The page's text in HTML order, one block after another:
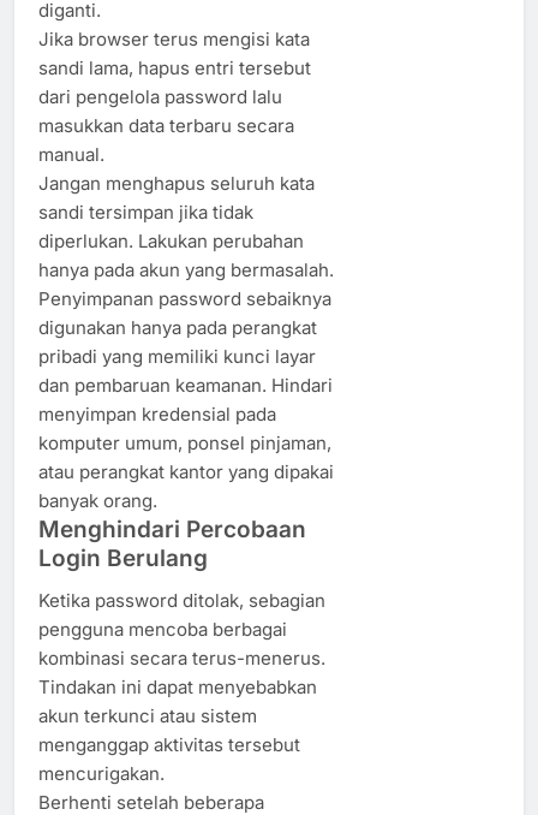
diganti.
Jika browser terus mengisi kata
sandi lama, hapus entri tersebut
dari pengelola password lalu
masukkan data terbaru secara
manual.
Jangan menghapus seluruh kata
sandi tersimpan jika tidak
diperlukan. Lakukan perubahan
hanya pada akun yang bermasalah.
Penyimpanan password sebaiknya
digunakan hanya pada perangkat
pribadi yang memiliki kunci layar
dan pembaruan keamanan. Hindari
menyimpan kredensial pada
komputer umum, ponsel pinjaman,
atau perangkat kantor yang dipakai
banyak orang.
Menghindari Percobaan
Login Berulang
Ketika password ditolak, sebagian
pengguna mencoba berbagai
kombinasi secara terus-menerus.
Tindakan ini dapat menyebabkan
akun terkunci atau sistem
menganggap aktivitas tersebut
mencurigakan.
Berhenti setelah beberapa